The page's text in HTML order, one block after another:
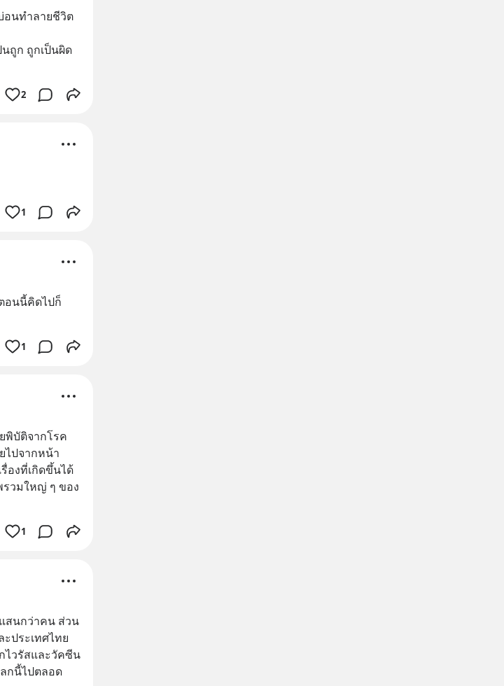
อนทำลายชีวิต
ถูก ถูกเป็นผิด
2
1
อนนี้คิดไปก็
1
พิบัติจากโรค
ไปจากหน้า
องที่เกิดขึ้นได้
วมใหญ่ ๆ ของ
1
สนกว่าคน ส่วน
ประเทศไทย
ไวรัสและวัคซีน
กนี้ไปตลอด